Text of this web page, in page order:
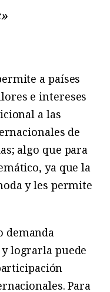
a países
e intereses
a las
de
algo que para
ya que la
y les permite
demanda
lograrla puede
Para